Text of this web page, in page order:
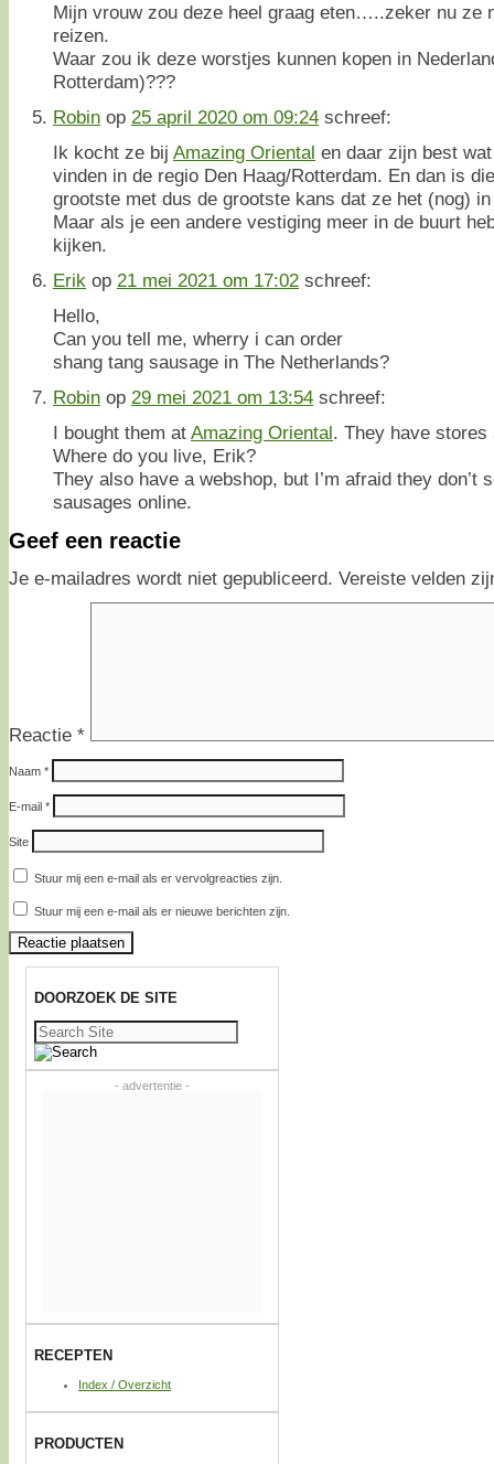
Mijn vrouw zou deze heel graag eten…..zeker nu ze
reizen.
Waar zou ik deze worstjes kunnen kopen in
Rotterdam)???
Robin op 25 april 2020 om 09:24 schreef:
Ik kocht ze bij Amazing Oriental en daar zijn best
vinden in de regio Den Haag/Rotterdam. En dan is
grootste met dus de grootste kans dat ze het (nog)
Maar als je een andere vestiging meer in de buurt
kijken.
Erik op 21 mei 2021 om 17:02 schreef:
Hello,
Can you tell me, wherry i can order
shang tang sausage in The Netherlands?
Robin op 29 mei 2021 om 13:54 schreef:
I bought them at Amazing Oriental. They have
Where do you live, Erik?
They also have a webshop, but I’m afraid they don’t
sausages online.
Geef een reactie
Je e-mailadres wordt niet gepubliceerd. Vereiste velden
Reactie *
Naam *
E-mail *
Site
Stuur mij een e-mail als er vervolgreacties zijn.
Stuur mij een e-mail als er nieuwe berichten zijn.
DOORZOEK DE SITE
Zoeken
naar:
- advertentie -
RECEPTEN
Index / Overzicht
PRODUCTEN